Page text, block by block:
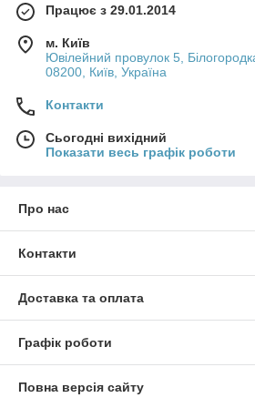
Працює з 29.01.2014
м. Київ
Ювілейний провулок 5,
08200, Київ, Україна
Контакти
Сьогодні вихідний
Показати весь графік роботи
Про нас
Контакти
Доставка та оплата
Графік роботи
Повна версія сайту